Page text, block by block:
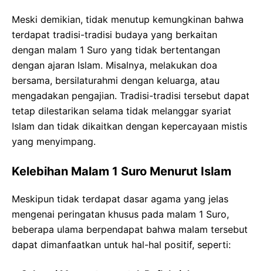
Meski demikian, tidak menutup kemungkinan bahwa
terdapat tradisi-tradisi budaya yang berkaitan
dengan malam 1 Suro yang tidak bertentangan
dengan ajaran Islam. Misalnya, melakukan doa
bersama, bersilaturahmi dengan keluarga, atau
mengadakan pengajian. Tradisi-tradisi tersebut dapat
tetap dilestarikan selama tidak melanggar syariat
Islam dan tidak dikaitkan dengan kepercayaan mistis
yang menyimpang.
Kelebihan Malam 1 Suro Menurut Islam
Meskipun tidak terdapat dasar agama yang jelas
mengenai peringatan khusus pada malam 1 Suro,
beberapa ulama berpendapat bahwa malam tersebut
dapat dimanfaatkan untuk hal-hal positif, seperti: